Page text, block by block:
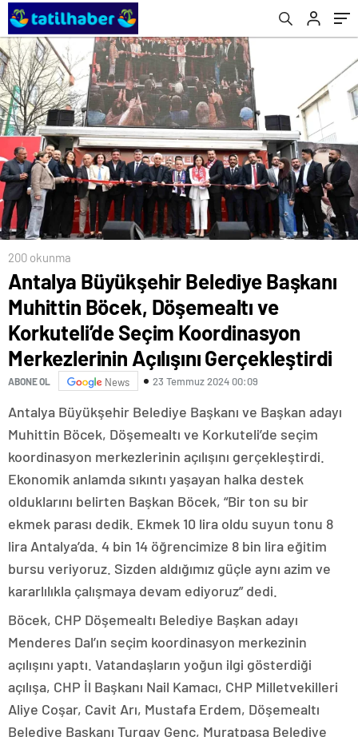
Seçim Koordinasyon Merkezlerinin Açılışını
Gerçekleştirdi
200 okunma
Antalya Büyükşehir Belediye Başkanı
Muhittin Böcek, Döşemealtı ve
Korkuteli’de Seçim Koordinasyon
Merkezlerinin Açılışını Gerçekleştirdi
ABONE OL News 23 Temmuz 2024 00:09
Antalya Büyükşehir Belediye Başkanı ve Başkan adayı
Muhittin Böcek, Döşemealtı ve Korkuteli’de seçim
koordinasyon merkezlerinin açılışını gerçekleştirdi.
Ekonomik anlamda sıkıntı yaşayan halka destek
olduklarını belirten Başkan Böcek, “Bir ton su bir
ekmek parası dedik. Ekmek 10 lira oldu suyun tonu 8
lira Antalya’da. 4 bin 14 öğrencimize 8 bin lira eğitim
bursu veriyoruz. Sizden aldığımız güçle aynı azim ve
kararlılıkla çalışmaya devam ediyoruz” dedi.
Böcek, CHP Döşemealtı Belediye Başkan adayı
Menderes Dal’ın seçim koordinasyon merkezinin
açılışını yaptı. Vatandaşların yoğun ilgi gösterdiği
açılışa, CHP İl Başkanı Nail Kamacı, CHP Milletvekilleri
Aliye Coşar, Cavit Arı, Mustafa Erdem, Döşemealtı
Belediye Başkanı Turgay Genç, Muratpaşa Belediye